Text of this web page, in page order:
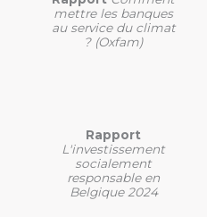
mettre les banques
au service du climat
? (Oxfam)
Rapport
L'investissement
socialement
responsable en
Belgique 2024